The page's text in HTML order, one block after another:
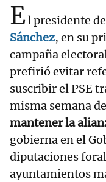
El presidente
Sánchez, en su
campaña
prefirió evitar
suscribir el PSE
misma semana
mantener la
gobierna en el
diputaciones
ayuntamientos